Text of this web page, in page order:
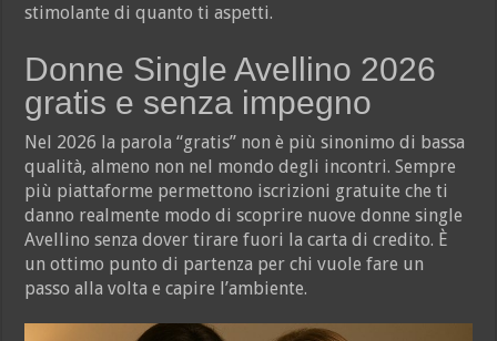
stimolante di quanto ti aspetti.
Donne Single Avellino 2026
gratis e senza impegno
Nel 2026 la parola “gratis” non è più sinonimo di bassa
qualità, almeno non nel mondo degli incontri. Sempre
più piattaforme permettono iscrizioni gratuite che ti
danno realmente modo di scoprire nuove donne single
Avellino senza dover tirare fuori la carta di credito. È
un ottimo punto di partenza per chi vuole fare un
passo alla volta e capire l’ambiente.